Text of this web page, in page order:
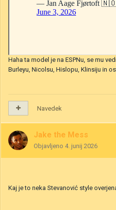
Haha ta model je na ESPNu, se mu
Burleyu, Nicolsu, Hislopu, Klinsiju in
Navedek
Jake the Mess
Objavljeno 4. junij 2026
Kaj je to neka Stevanović style